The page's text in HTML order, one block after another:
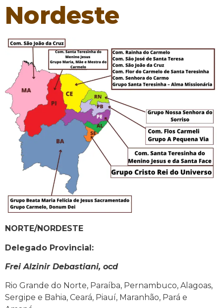
Nordeste
NORTE/NORDESTE
Delegado Provincial:
Frei Alzinir Debastiani, ocd
Rio Grande do Norte, Paraíba, Pernambuco, Alagoas,
Sergipe e Bahia, Ceará, Piauí, Maranhão, Pará e